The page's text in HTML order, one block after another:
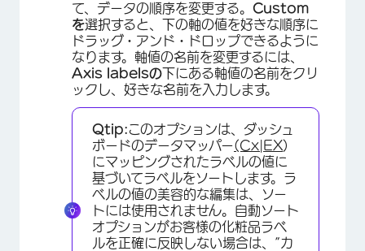
て、データの順序を変更する。 Custom
を選択すると、下の軸の値を好きな順序に
ドラッグ・アンド・ドロップできるように
なります。軸値の名前を変更するには、
Axis labelsの下にある軸値の名前をクリ
ックし、好きな名前を入力します。
Qtip:このオプションは、ダッシュ
ボードのデータマッパー(Cx EX)
にマッピングされたラベルの値に
基づいてラベルをソートします。ラ
ベルの値の美容的な編集は、ソー
トには使用されません。自動ソート
オプションがお客様の化粧品ラベ
ルを正確に反映しない場合は、”カ